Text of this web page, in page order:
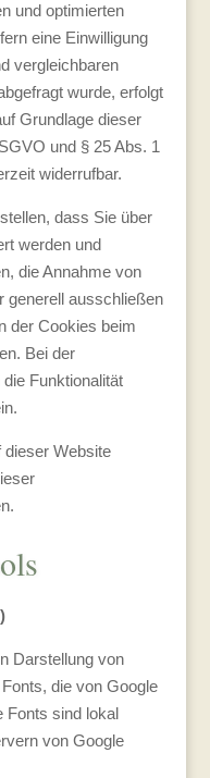
und optimierten
eine Einwilligung
vergleichbaren
wurde, erfolgt
Grundlage dieser
und § 25 Abs. 1
widerrufbar.
dass Sie über
werden und
die Annahme von
generell ausschließen
der Cookies beim
Bei der
Funktionalität
Website
Darstellung von
die von Google
Fonts sind lokal
von Google